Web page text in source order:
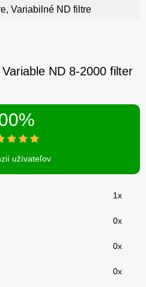
Variabilné ND filtre
ND 8-2000 filter
užívateľov
1x
0x
0x
0x